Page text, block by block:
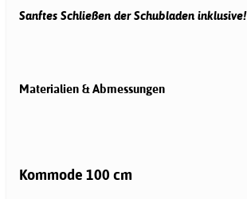
Sanftes Schließen der Schubladen inklusive!
Materialien & Abmessungen
Kommode 100 cm